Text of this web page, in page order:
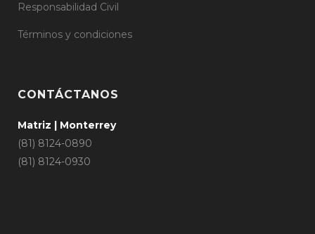
Responsabilidad Civil
Términos y condiciones
CONTÁCTANOS
Matriz | Monterrey
(81) 8124-0890
(81) 8124-0930